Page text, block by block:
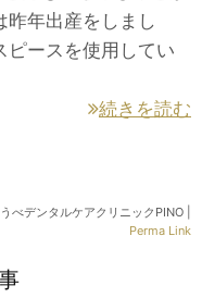
昨年出産をしまし
ピースを使用してい
続きを読む
べデンタルケアクリニックPINO
Perma Link